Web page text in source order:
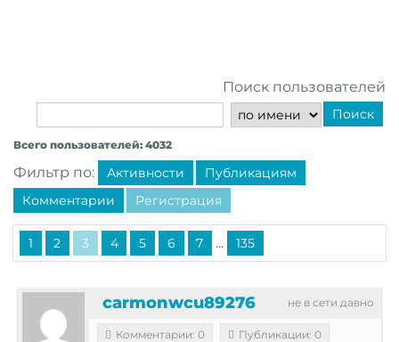
Поиск пользователей
Поиск
Всего пользователей: 4032
Фильтр по: Активности
Публикациям
Комментарии
Регистрация
1 2 3 4 5 6 7 ... 135
не в сети давно
carmonwcu89276
Комментарии: 0
Публикации: 0